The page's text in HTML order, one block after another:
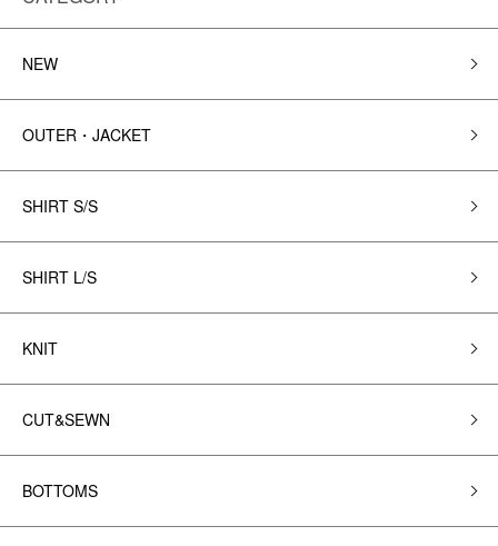
NEW
OUTER・JACKET
SHIRT S/S
SHIRT L/S
KNIT
CUT&SEWN
BOTTOMS